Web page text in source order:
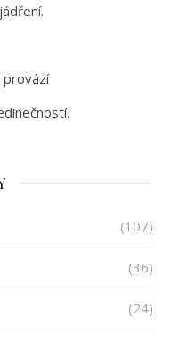
provází
(107)
(36)
(24)